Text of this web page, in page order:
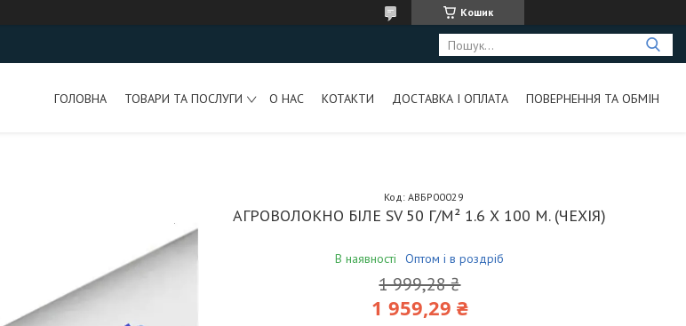
Кошик
ГОЛОВНА ТОВАРИ ТА ПОСЛУГИ О НАС КОТАКТИ ДОСТАВКА І ОПЛАТА ПОВЕРНЕННЯ ТА ОБМІН
АГРОВОЛОКНО БІЛЕ SV 50 Г/М² 1.6 Х 100 М. (ЧЕХІЯ)
В наявності Оптом і в роздріб
Код:АВБР00029
1 999,28 ₴
1 959,29 ₴